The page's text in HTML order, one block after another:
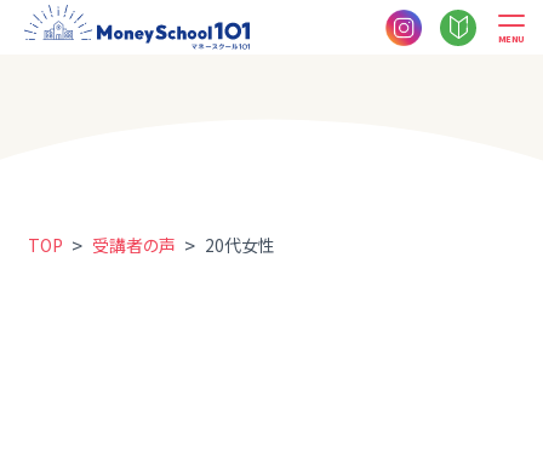
MENU
TOP > 受講者の声 > 20代女性